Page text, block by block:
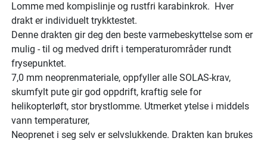
Lomme med kompislinje og rustfri karabinkrok. Hver
drakt er individuelt trykktestet.
Denne drakten gir deg den beste varmebeskyttelse som er
mulig - til og medved drift i temperaturområder rundt
frysepunktet.
7,0 mm neoprenmateriale, oppfyller alle SOLAS-krav,
skumfylt pute gir god oppdrift, kraftig sele for
helikopterløft, stor brystlomme. Utmerket ytelse i middels
vann temperaturer,
Neoprenet i seg selv er selvslukkende. Drakten kan brukes